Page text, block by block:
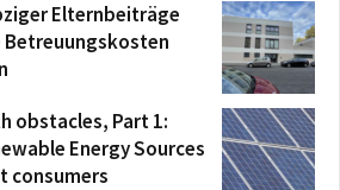
Elternbeiträge
obstacles, Part 1:
Energy Sources
consumers